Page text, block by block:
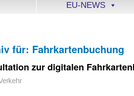
EU-NEWS
für: Fahrkartenbuchung
zur digitalen